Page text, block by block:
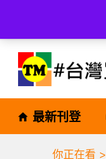
最新刊登
你正在看 >